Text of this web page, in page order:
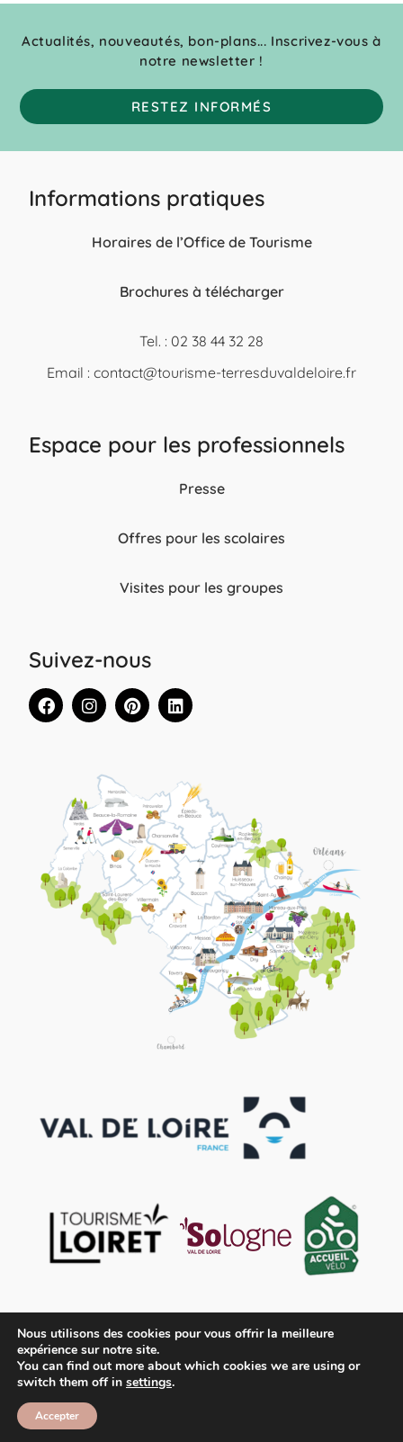
Actualités, nouveautés, bon-plans... Inscrivez-vous à
notre newsletter !
RESTEZ INFORMÉS
Informations pratiques
Horaires de l’Office de Tourisme
Brochures à télécharger
Tel. : 02 38 44 32 28
Email : contact@tourisme-terresduvaldeloire.fr
Espace pour les professionnels
Presse
Offres pour les scolaires
Visites pour les groupes
Suivez-nous
Contact Mentions légales
© OFFICE DU TOURISME DES TERRES DU VAL DE LOIRE
Nous utilisons des cookies pour vous offrir la meilleure
expérience sur notre site.
You can find out more about which cookies we are using or
switch them off in settings.
Accepter